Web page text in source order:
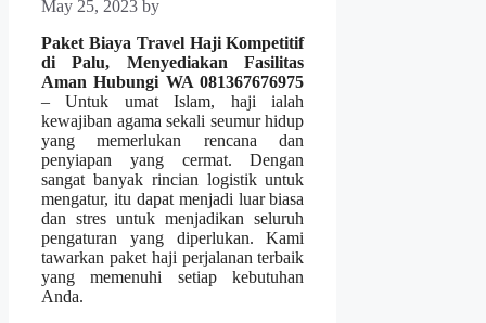
May 25, 2023 by
Paket Biaya Travel Haji Kompetitif
di Palu, Menyediakan Fasilitas
Aman Hubungi WA 081367676975
– Untuk umat Islam, haji ialah
kewajiban agama sekali seumur hidup
yang memerlukan rencana dan
penyiapan yang cermat. Dengan
sangat banyak rincian logistik untuk
mengatur, itu dapat menjadi luar biasa
dan stres untuk menjadikan seluruh
pengaturan yang diperlukan. Kami
tawarkan paket haji perjalanan terbaik
yang memenuhi setiap kebutuhan
Anda.